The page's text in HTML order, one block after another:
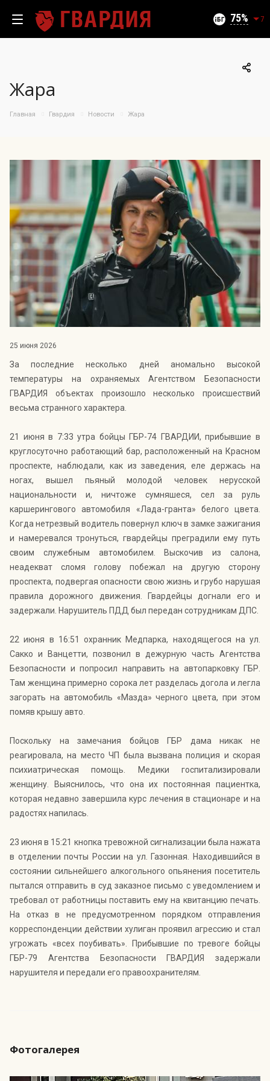
75 7
10.07 25.07
50
55
60
65
100
06.08
Индекс Безопасности ГВАРДИИ –
открытый проект Агентства Безопасности ГВАРДИЯ для
оценки уровня защищённости жителей города от
криминальных угроз.
Жара
Главная Гвардия Новости Жара
25 июня 2026
За последние несколько дней аномально высокой
температуры на охраняемых Агентством Безопасности
ГВАРДИЯ объектах произошло несколько происшествий
весьма странного характера.
21 июня в 7:33 утра бойцы ГБР-74 ГВАРДИИ, прибывшие в
круглосуточно работающий бар, расположенный на Красном
проспекте, наблюдали, как из заведения, еле держась на
ногах, вышел пьяный молодой человек нерусской
национальности и, ничтоже сумняшеся, сел за руль
каршерингового автомобиля «Лада-гранта» белого цвета.
Когда нетрезвый водитель повернул ключ в замке зажигания
и намеревался тронуться, гвардейцы преградили ему путь
своим служебным автомобилем. Выскочив из салона,
неадекват сломя голову побежал на другую сторону
проспекта, подвергая опасности свою жизнь и грубо нарушая
правила дорожного движения. Гвардейцы догнали его и
задержали. Нарушитель ПДД был передан сотрудникам ДПС.
22 июня в 16:51 охранник Медпарка, находящегося на ул.
Сакко и Ванцетти, позвонил в дежурную часть Агентства
Безопасности и попросил направить на автопарковку ГБР.
Там женщина примерно сорока лет разделась догола и легла
загорать на автомобиль «Мазда» черного цвета, при этом
помяв крышу авто.
Поскольку на замечания бойцов ГБР дама никак не
реагировала, на место ЧП была вызвана полиция и скорая
психиатрическая помощь. Медики госпитализировали
женщину. Выяснилось, что она их постоянная пациентка,
которая недавно завершила курс лечения в стационаре и на
радостях напилась.
23 июня в 15:21 кнопка тревожной сигнализации была нажата
в отделении почты России на ул. Газонная. Находившийся в
состоянии сильнейшего алкогольного опьянения посетитель
пытался отправить в суд заказное письмо с уведомлением и
требовал от работницы поставить ему на квитанцию печать.
На отказ в не предусмотренном порядком отправления
корреспонденции действии хулиган проявил агрессию и стал
угрожать «всех поубивать». Прибывшие по тревоге бойцы
ГБР-79 Агентства Безопасности ГВАРДИЯ задержали
нарушителя и передали его правоохранителям.
Фотогалерея